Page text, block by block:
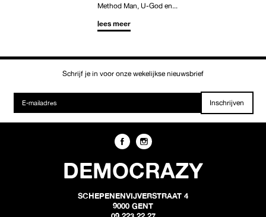
Method Man, U-God en...
lees meer
Schrijf je in voor onze wekelijkse nieuwsbrief
Inschrijven
DEMOCRAZY
SCHEPENENVIJVERSTRAAT 4
9000 GENT